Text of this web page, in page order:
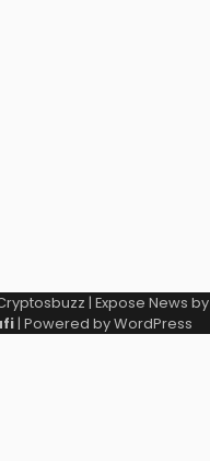
| Expose News by
| Powered byWordPress